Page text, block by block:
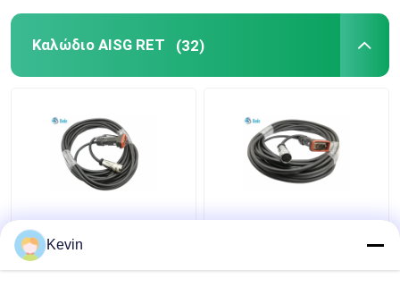
Καλώδιο AISG RET (32)
Αδιάβροχο καλώδιο
HUAWEI AISG DB9 σε
M16 8 Pin θηλυκό,
Δικτυακά καλώδια
Kevin